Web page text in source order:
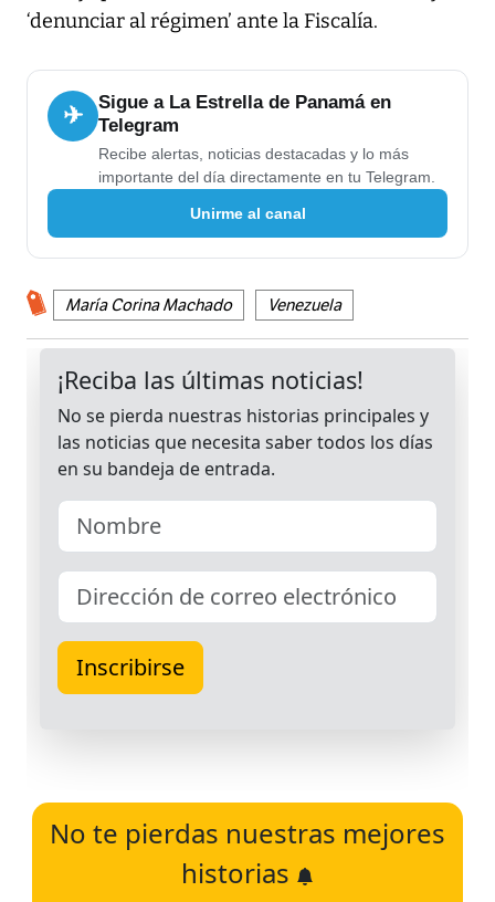
‘denunciar al régimen’ ante la Fiscalía.
✈
Sigue a La Estrella de Panamá en
Telegram
Recibe alertas, noticias destacadas y lo más
importante del día directamente en tu Telegram.
Unirme al canal
María Corina Machado Venezuela
No te pierdas nuestras mejores
historias